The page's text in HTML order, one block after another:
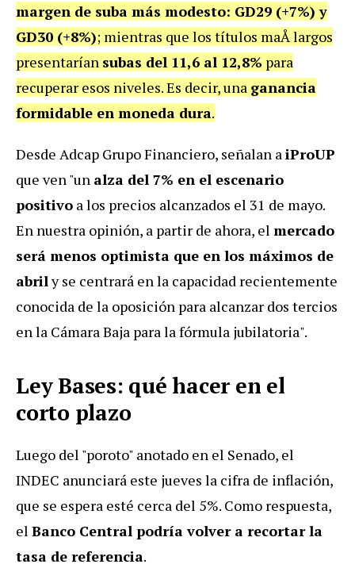
margen de suba más modesto: GD29 (+7%) y
GD30 (+8%); mientras que los títulos maÅ largos
presentarían subas del 11,6 al 12,8% para
recuperar esos niveles. Es decir, una ganancia
formidable en moneda dura.
Desde Adcap Grupo Financiero, señalan a iProUP
que ven "un alza del 7% en el escenario
positivo a los precios alcanzados el 31 de mayo.
En nuestra opinión, a partir de ahora, el mercado
será menos optimista que en los máximos de
abrily se centrará en la capacidad recientemente
conocida de la oposición para alcanzar dos tercios
en la Cámara Baja para la fórmula jubilatoria".
Ley Bases: qué hacer en el
corto plazo
Luego del "poroto" anotado en el Senado, el
INDEC anunciará este jueves la cifra de inflación,
que se espera esté cerca del 5%. Como respuesta,
el Banco Central podría volver a recortar la
tasa de referencia.